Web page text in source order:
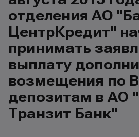
отделения АО
ЦентрКредит"
принимать
выплату
возмещения по
депозитам в АО
Транзит Банк"